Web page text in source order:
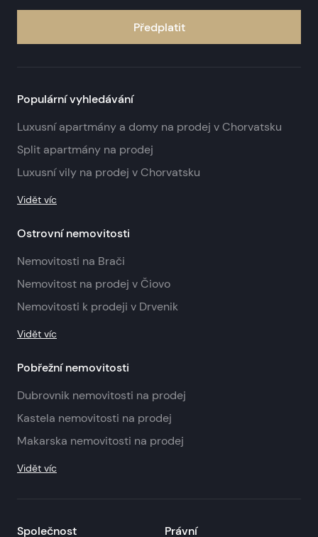
Předplatit
Populární vyhledávání
Luxusní apartmány a domy na prodej v Chorvatsku
Split apartmány na prodej
Luxusní vily na prodej v Chorvatsku
Vidět víc
Ostrovní nemovitosti
Nemovitosti na Brači
Nemovitost na prodej v Čiovo
Nemovitosti k prodeji v Drvenik
Vidět víc
Pobřežní nemovitosti
Dubrovnik nemovitosti na prodej
Kastela nemovitosti na prodej
Makarska nemovitosti na prodej
Vidět víc
Společnost Právní